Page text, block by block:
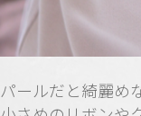
パールだと綺麗め